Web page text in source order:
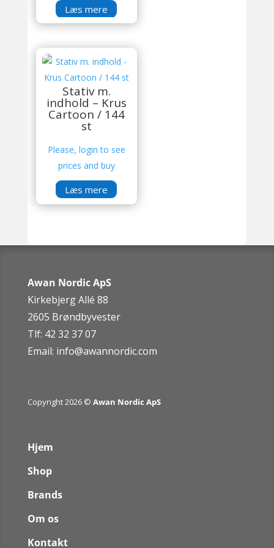
Læs mere
Stativ m.
indhold – Krus
Cartoon / 144
st
Please, login to see
prices and buy
Læs mere
Awan Nordic ApS
Kirkebjerg Allé 88
2605 Brøndbyvester
Tlf: 42 32 37 07
Email: info@awannordic.com
Copyright 2026 © Awan Nordic ApS
Hjem
Shop
Brands
Om os
Kontakt